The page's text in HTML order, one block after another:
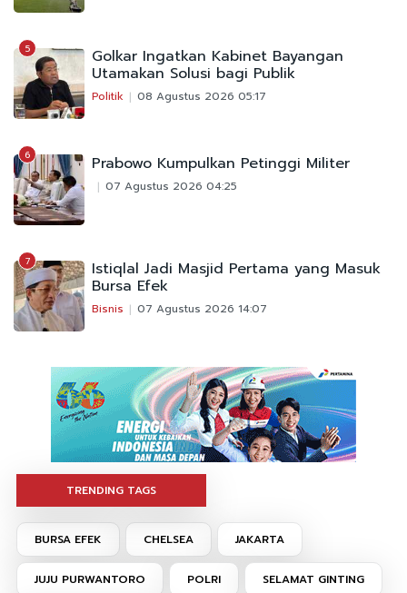
5 Golkar Ingatkan Kabinet Bayangan
Utamakan Solusi bagi Publik
Politik 08 Agustus 2026 05:17
6 Prabowo Kumpulkan Petinggi Militer
07 Agustus 2026 04:25
7 Istiqlal Jadi Masjid Pertama yang Masuk
Bursa Efek
Bisnis 07 Agustus 2026 14:07
TRENDING TAGS
BURSA EFEK CHELSEA JAKARTA
JUJU PURWANTORO POLRI SELAMAT GINTING